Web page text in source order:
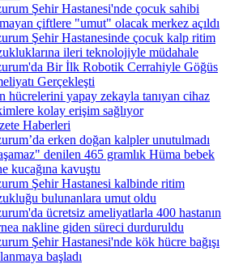
Şehir Hastanesi'nde çocuk sahibi
çiftlere "umut" olacak merkez açıldı
Şehir Hastanesinde çocuk kalp ritim
ileri teknolojiyle müdahale
Bir İlk Robotik Cerrahiyle Göğüs
Gerçekleşti
hücrelerini yapay zekayla tanıyan cihaz
kolay erişim sağlıyor
Haberleri
erken doğan kalpler unutulmadı
denilen 465 gramlık Hüma bebek
kucağına kavuştu
Şehir Hastanesi kalbinde ritim
bulunanlara umut oldu
ücretsiz ameliyatlarla 400 hastanın
nakline giden süreci durduruldu
Şehir Hastanesi'nde kök hücre bağışı
başladı